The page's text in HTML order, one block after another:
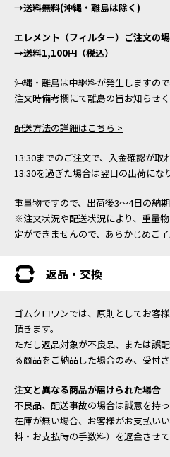
→送料無料(沖縄・離島は除く)
エレメント（フィルター）ご注文の
→送料1,100円（税込）
沖縄・離島は中継料が発生しますの
注文時備考欄にて離島の旨お知らせく
配送方法の詳細はこちら >
13:30までのご注文で、入金確認が取
13:30を過ぎた場合は翌日の出荷にな
重量物ですので、出荷後3～4日の納
※注文状況や配送状況により、重量
定ができませんので、あらかじめご了
返品・交換
ゴムクロワンでは、原則としてお客
頂きます。
ただし返品対象が不良品、または誤
る商品をご納品した場合のみ、受付さ
注文と異なる商品が届けられた場合
不良品、配送事故の場合は誠意を持
在庫が無い場合、お客様がお支払い
料・お支払時の手数料）を返金させて